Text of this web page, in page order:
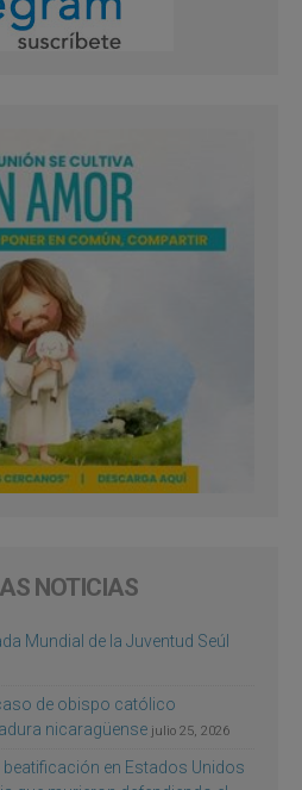
NOTICIAS
Mundial de la Juventud Seúl
de obispo católico
nicaragüense julio 25, 2026
en Estados Unidos